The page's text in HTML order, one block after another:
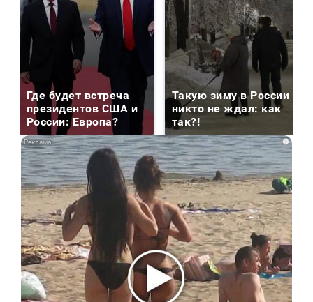
Где будет встреча
президентов США и
России: Европа?
Такую зиму в России
никто не ждал: как
так?!
i